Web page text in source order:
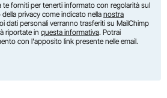
te forniti per tenerti informato con regolarità sul
privacy come indicato nella nostra
dati personali verranno trasferiti su MailChimp
riportate in questa informativa. Potrai
con l'apposito link presente nelle email.